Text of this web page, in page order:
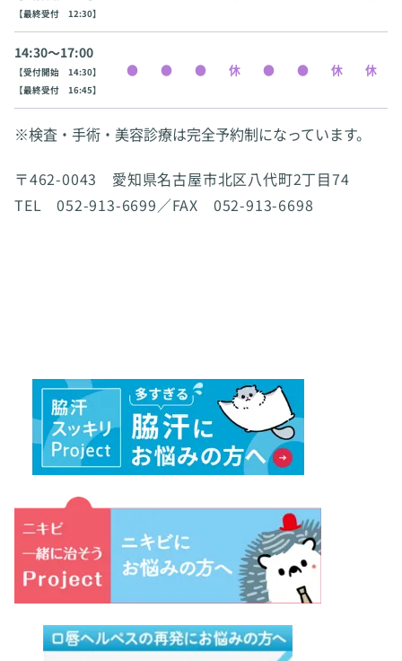
【最終受付 12:30】
14:30〜17:00
【受付開始 14:30】
【最終受付 16:45】
※検査・手術・美容診療は完全予約制になっています。
〒462-0043 愛知県名古屋市北区八代町2丁目74
TEL 052-913-6699／FAX 052-913-6698